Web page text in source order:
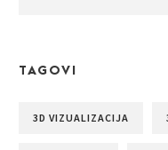
TAGOVI
3D VIZUALIZACIJA